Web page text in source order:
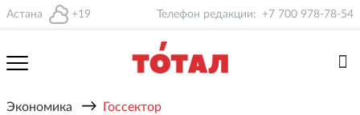
Астана +19 Телефон редакции: +7 700 978-78-54
Экономика → Госсектор